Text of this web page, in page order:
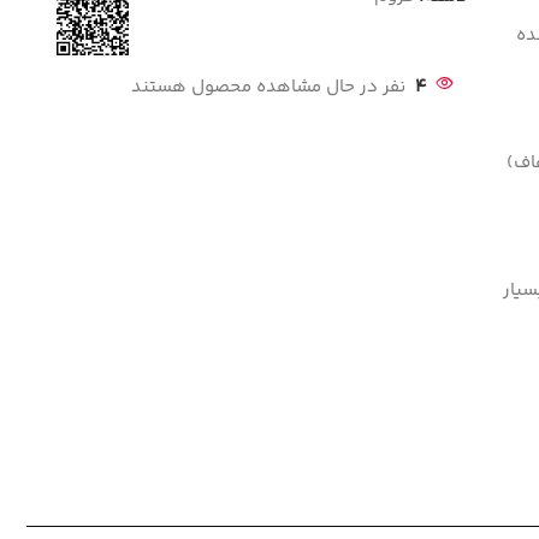
4 نفر در حال مشاهده محصول هستند